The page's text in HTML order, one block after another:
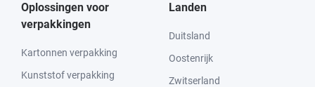
Oplossingen voor
verpakkingen
Kartonnen verpakking
Kunststof verpakking
Landen
Duitsland
Oostenrijk
Zwitserland